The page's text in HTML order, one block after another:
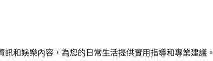
和娛樂內容，為您的日常生活提供實用指導和專業建議。